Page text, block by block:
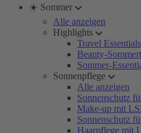
☀️ Sommer
Alle anzeigen
Highlights
Travel Essentials
Beauty-
Sommer-
Sonnenpflege
Alle anzeigen
Sonnenschutz
Make-up mit
Sonnenschutz
Haarpflege mit